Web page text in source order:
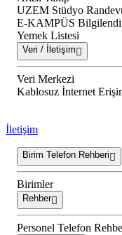
UZEM Stüdyo
E-KAMPÜS
Yemek Listesi
Veri / İletişim
Veri Merkezi
Kablosuz İnternet
İletişim
Birim Telefon Rehberi
Birimler
Rehber
Personel Telefon